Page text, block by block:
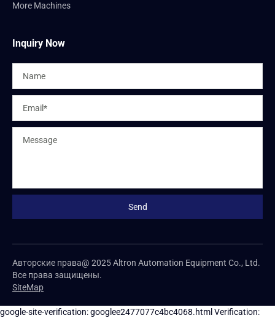
More Machines
Inquiry Now
Авторские права@ 2025 Altron Automation Equipment Co., Ltd.
Все права защищены.
SiteMap
google-site-verification: googlee2477077c4bc4068.html Verification: